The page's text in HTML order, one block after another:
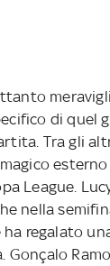
di quel
Tra gli
League.
nella
regalato